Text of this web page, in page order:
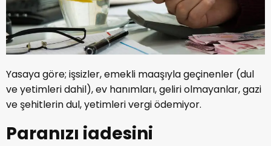
Yasaya göre; işsizler, emekli maaşıyla geçinenler (dul
ve yetimleri dahil), ev hanımları, geliri olmayanlar, gazi
ve şehitlerin dul, yetimleri vergi ödemiyor.
Paranızı iadesini